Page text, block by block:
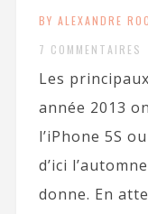
BY ALEXANDRE
7 COMMENTAIRES
Les
année 2013
l’iPhone 5S
d’ici
donne. En